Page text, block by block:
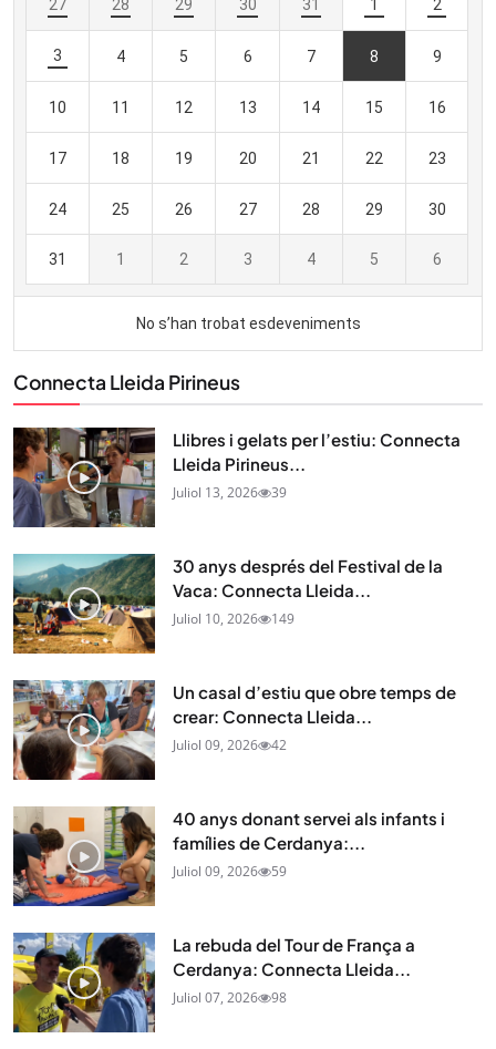
Connecta Lleida Pirineus
Llibres i gelats per l’estiu: Connecta
Lleida Pirineus...
Juliol 13, 2026 39
30 anys després del Festival de la
Vaca: Connecta Lleida...
Juliol 10, 2026 149
Un casal d’estiu que obre temps de
crear: Connecta Lleida...
Juliol 09, 2026 42
40 anys donant servei als infants i
famílies de Cerdanya:...
Juliol 09, 2026 59
La rebuda del Tour de França a
Cerdanya: Connecta Lleida...
Juliol 07, 2026 98